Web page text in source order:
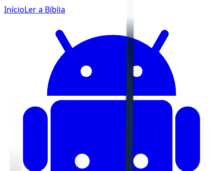
InícioLer a Bíblia